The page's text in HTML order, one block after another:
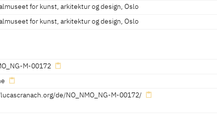
SIE"
for kunst, arkitektur og design, Oslo
for kunst, arkitektur og design, Oslo
M-00172
de/NO_NMO_NG-M-00172/